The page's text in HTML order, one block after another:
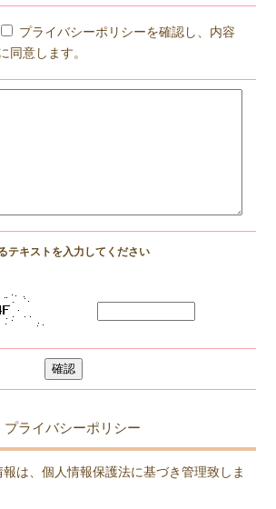
プライバシーポリシーを確認し、内容
同意します。
テキストを入力してください
プライバシーポリシー
は、個人情報保護法に基づき管理致しま